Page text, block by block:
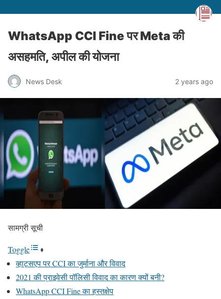
WhatsApp CCI Fine पर Meta की
असहमति, अपील की योजना
News Desk 2 years ago
सामग्री सूची
Toggle
व्हाट्सएप पर CCI का जुर्माना और विवाद
2021 की प्राइवेसी पॉलिसी विवाद का कारण क्यों बनी?
WhatsApp CCI Fine का हस्तक्षेप